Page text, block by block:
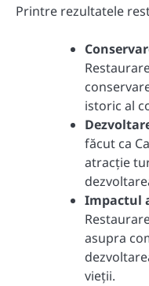
Printre rezultatele
istoric al
făcut ca
atracție
Impactul
asupra
vieții.